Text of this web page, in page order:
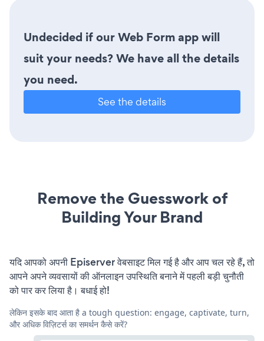
Undecided if our Web Form app will
suit your needs? We have all the details
you need.
See the details
Remove the Guesswork of
Building Your Brand
यदि आपको अपनी Episerver वेबसाइट मिल गई है और आप चल रहे हैं, तो
आपने अपने व्यवसायों की ऑनलाइन उपस्थिति बनाने में पहली बड़ी चुनौती
को पार कर लिया है। बधाई हो!
लेकिन इसके बाद आता है a tough question: engage, captivate, turn,
और अधिक विज़िटर्स का समर्थन कैसे करें?